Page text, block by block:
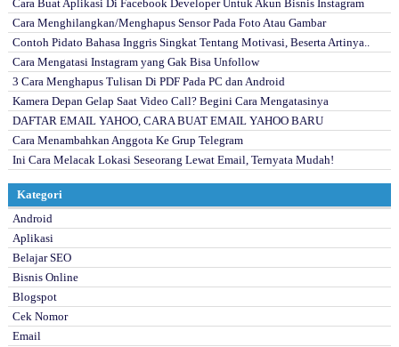
Cara Buat Aplikasi Di Facebook Developer Untuk Akun Bisnis Instagram
Cara Menghilangkan/Menghapus Sensor Pada Foto Atau Gambar
Contoh Pidato Bahasa Inggris Singkat Tentang Motivasi, Beserta Artinya..
Cara Mengatasi Instagram yang Gak Bisa Unfollow
3 Cara Menghapus Tulisan Di PDF Pada PC dan Android
Kamera Depan Gelap Saat Video Call? Begini Cara Mengatasinya
DAFTAR EMAIL YAHOO, CARA BUAT EMAIL YAHOO BARU
Cara Menambahkan Anggota Ke Grup Telegram
Ini Cara Melacak Lokasi Seseorang Lewat Email, Ternyata Mudah!
Kategori
Android
Aplikasi
Belajar SEO
Bisnis Online
Blogspot
Cek Nomor
Email